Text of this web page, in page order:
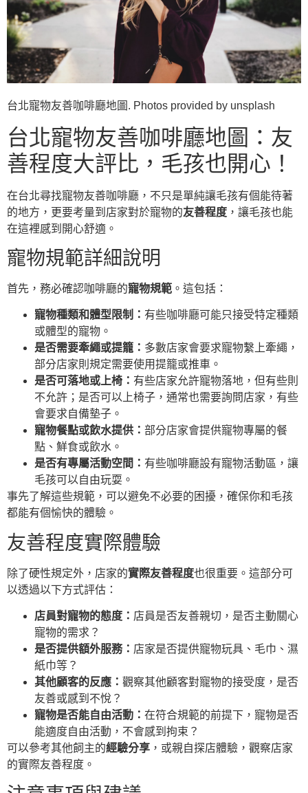
台北寵物友善咖啡廳地圖. Photos provided by unsplash
台北寵物友善咖啡廳地圖：友
善程度大評比，毛孩也開心！
在台北尋找寵物友善咖啡廳，不只是單純讓毛孩有個能待著
的地方，更要考量到店家對於寵物的友善程度 ，讓毛孩也能
在這裡感到開心舒適。
寵物規範詳細說明
首先，務必確認咖啡廳的寵物規範 。這包括：
寵物種類和體型限制： 有些咖啡廳可能只接受特定種類
或體型的寵物。
是否需要牽繩或提籠： 多數店家會要求寵物繫上牽繩，
部分店家則規定需要使用提籠或推車。
是否可落地或上椅： 有些店家允許寵物落地，但有些則
不允許；是否可以上椅子，通常也需要詢問店家，有些
會要求自備墊子。
寵物餐點或飲水提供： 部分店家會提供寵物專屬的餐
點、鮮食或飲水。
是否有專屬活動空間： 有些咖啡廳設有寵物活動區，讓
毛孩可以自由玩耍。
事先了解這些規範，可以避免不必要的困擾，確保你和毛孩
都能有個愉快的體驗。
友善程度實際體驗
除了硬性規定外，店家的實際友善程度也很重要。這部分可
以透過以下方式評估：
店員對寵物的態度： 店員是否友善親切，是否主動關心
寵物的需求？
是否提供額外服務： 店家是否提供寵物玩具、毛巾、濕
紙巾等？
其他顧客的反應： 觀察其他顧客對寵物的接受度，是否
友善或感到不悅？
寵物是否能自由活動： 在符合規範的前提下，寵物是否
能適度自由活動，不會感到拘束？
可以參考其他飼主的經驗分享 ，或親自探店體驗，觀察店家
的實際友善程度。